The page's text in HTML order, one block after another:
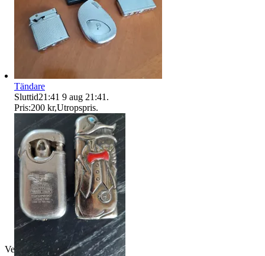
Verifierad
Tändare
Sluttid21:41 9 aug 21:41 .
Pris:200 kr,Utropspris.